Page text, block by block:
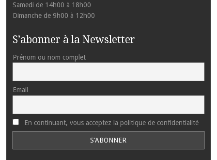
Samedi de 14h00 à 18h00
Dimanche de 9h00 à 12h00
S’abonner à la Newsletter
Prénom ou nom complet
Email
En continuant, vous acceptez la politique de confidentialité